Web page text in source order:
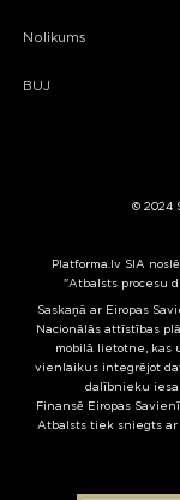
Nolikums
BUJ
© 2024
Platforma.lv SIA
"Atbalsts procesu
Saskaņā ar Eiropas
Nacionālās attīstības
mobilā lietotne, kas
vienlaikus integrējot
dalībnieku
Finansē Eiropas
Atbalsts tiek sniegts ar